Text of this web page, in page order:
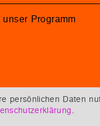
Programm
persönlichen Daten
.